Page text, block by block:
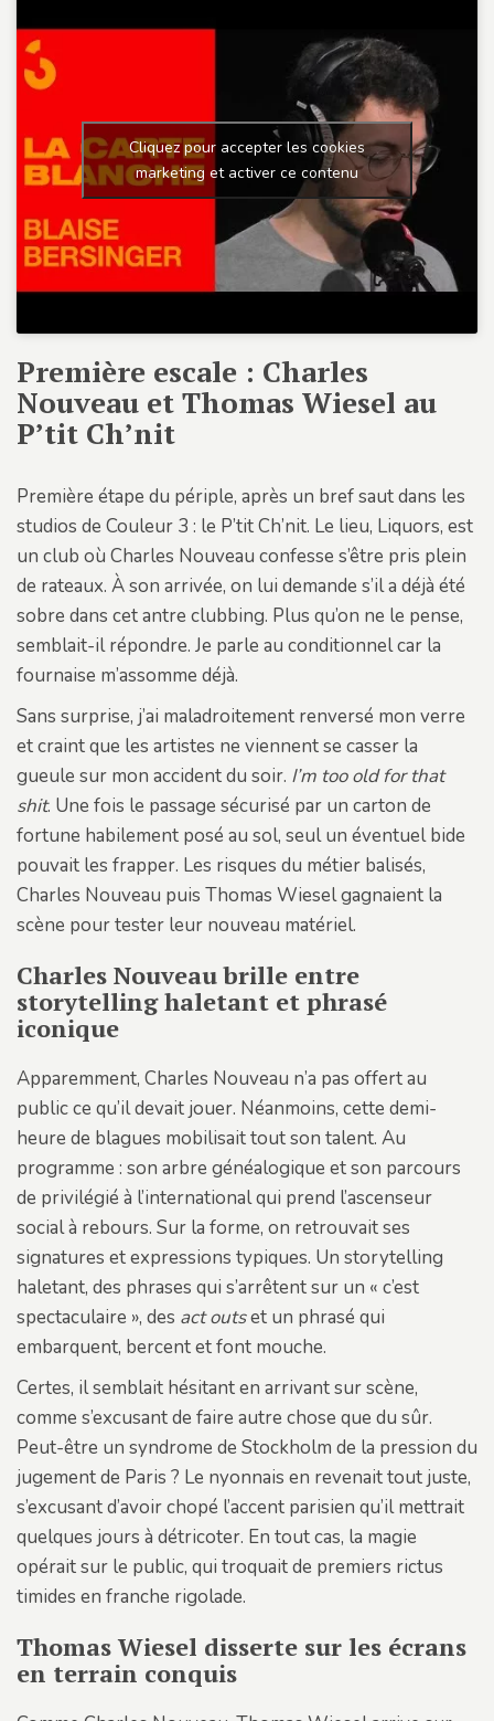
Cliquez pour accepter les cookies
marketing et activer ce contenu
Première escale : Charles
Nouveau et Thomas Wiesel au
P’tit Ch’nit
Première étape du périple, après un bref saut dans les
studios de Couleur 3 : le P’tit Ch’nit. Le lieu, Liquors, est
un club où Charles Nouveau confesse s’être pris plein
de rateaux. À son arrivée, on lui demande s’il a déjà été
sobre dans cet antre clubbing. Plus qu’on ne le pense,
semblait-il répondre. Je parle au conditionnel car la
fournaise m’assomme déjà.
Sans surprise, j’ai maladroitement renversé mon verre
et craint que les artistes ne viennent se casser la
gueule sur mon accident du soir. I’m too old for that
shit. Une fois le passage sécurisé par un carton de
fortune habilement posé au sol, seul un éventuel bide
pouvait les frapper. Les risques du métier balisés,
Charles Nouveau puis Thomas Wiesel gagnaient la
scène pour tester leur nouveau matériel.
Charles Nouveau brille entre
storytelling haletant et phrasé
iconique
Apparemment, Charles Nouveau n’a pas offert au
public ce qu’il devait jouer. Néanmoins, cette demi-
heure de blagues mobilisait tout son talent. Au
programme : son arbre généalogique et son parcours
de privilégié à l’international qui prend l’ascenseur
social à rebours. Sur la forme, on retrouvait ses
signatures et expressions typiques. Un storytelling
haletant, des phrases qui s’arrêtent sur un « c’est
spectaculaire », des act outset un phrasé qui
embarquent, bercent et font mouche.
Certes, il semblait hésitant en arrivant sur scène,
comme s’excusant de faire autre chose que du sûr.
Peut-être un syndrome de Stockholm de la pression du
jugement de Paris ? Le nyonnais en revenait tout juste,
s’excusant d’avoir chopé l’accent parisien qu’il mettrait
quelques jours à détricoter. En tout cas, la magie
opérait sur le public, qui troquait de premiers rictus
timides en franche rigolade.
Thomas Wiesel disserte sur les écrans
en terrain conquis